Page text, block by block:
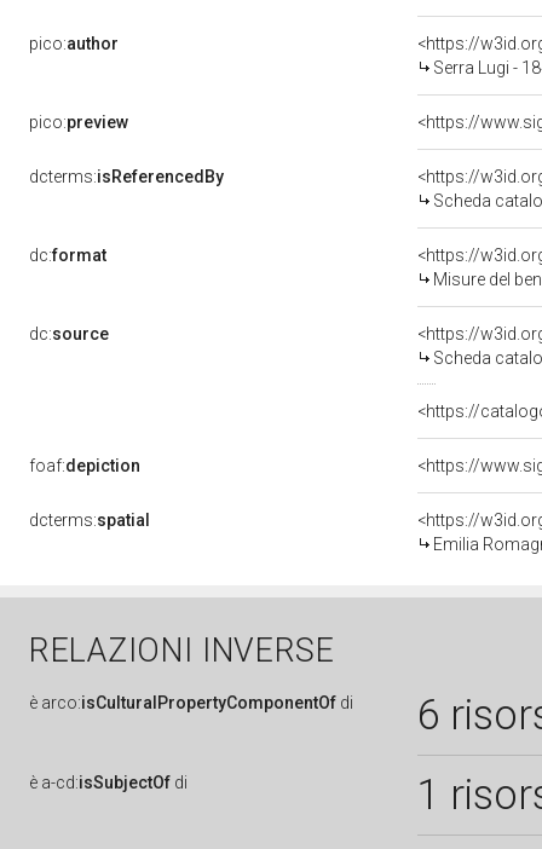
pico:author
<https://
Serra Lugi -
pico:preview
dcterms:isReferencedBy
<https://
Scheda
dc:format
<https://
Misure del
dc:source
<https://
Scheda
<https://
foaf:depiction
dcterms:spatial
<https://
Emilia
RELAZIONI INVERSE
è arco:isCulturalPropertyComponentOf di 6
è a-cd:isSubjectOf di 1